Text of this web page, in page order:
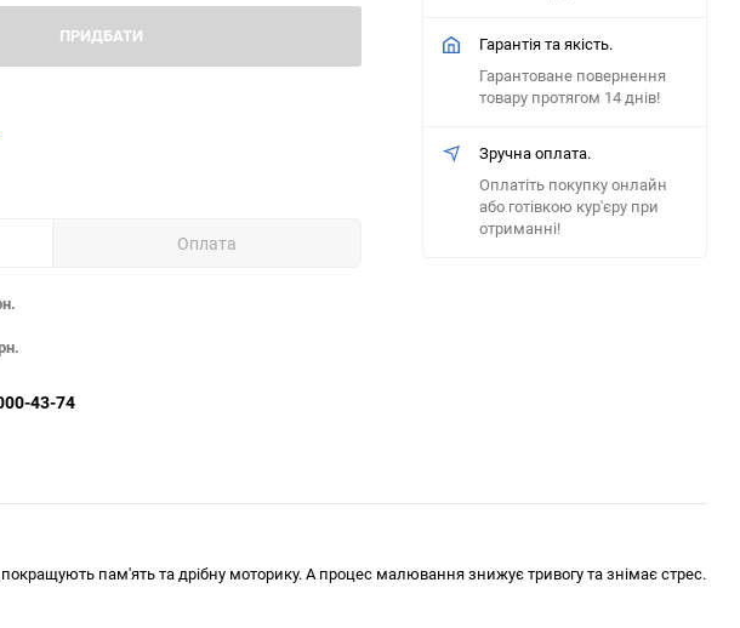
Гарантія та якість.
Гарантоване повернення
товару протягом 14 днів!
Зручна оплата.
Оплатіть покупку онлайн
або готівкою кур'єру при
отриманні!
ПРИДБАТИ
Оплата
43-74
пам'ять та дрібну моторику. А процес малювання знижує тривогу та знімає стрес.